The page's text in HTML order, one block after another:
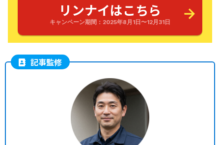
リンナイはこちら
キャンペーン期間：2025年8月1日〜12月31日
記事監修